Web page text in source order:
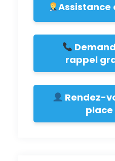
Assistance
rappel
Rendez-
place